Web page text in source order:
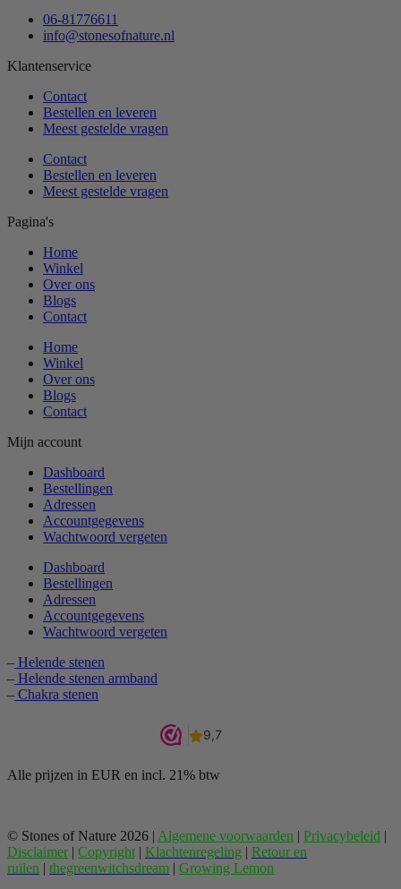
06-81776611
info@stonesofnature.nl
Klantenservice
Contact
Bestellen en leveren
Meest gestelde vragen
Contact
Bestellen en leveren
Meest gestelde vragen
Pagina's
Home
Winkel
Over ons
Blogs
Contact
Home
Winkel
Over ons
Blogs
Contact
Mijn account
Dashboard
Bestellingen
Adressen
Accountgegevens
Wachtwoord vergeten
Dashboard
Bestellingen
Adressen
Accountgegevens
Wachtwoord vergeten
– Helende stenen
– Helende stenen armband
– Chakra stenen
Alle prijzen in EUR en incl. 21% btw
© Stones of Nature 2026 | Algemene voorwaarden | Privacybeleid |
Disclaimer | Copyright | Klachtenregeling | Retour en
ruilen | thegreenwitchsdream | Growing Lemon